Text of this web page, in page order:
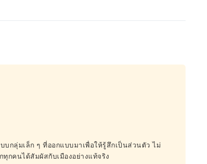
กลุ่มเล็ก ๆ ที่ออกแบบมาเพื่อให้รู้สึกเป็นส่วนตัว ไม่
กคนได้สัมผัสกับเมืองอย่างแท้จริง